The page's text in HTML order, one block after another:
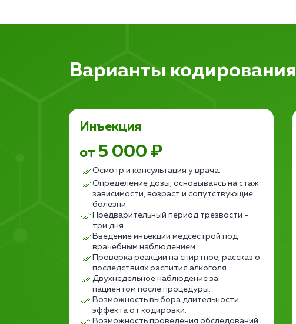
Варианты кодирования
Инъекция
от 5 000 ₽
Осмотр и консультация у врача.
Определение дозы, основываясь на стаж
зависимости, возраст и сопутствующие
болезни.
Предварительный период трезвости –
три дня.
Введение инъекции медсестрой под
врачебным наблюдением.
Проверка реакции на спиртное, рассказ о
последствиях распития алкоголя.
Двухнедельное наблюдение за
пациентом после процедуры.
Возможность выбора длительности
эффекта от кодировки.
Возможность проведения обследований